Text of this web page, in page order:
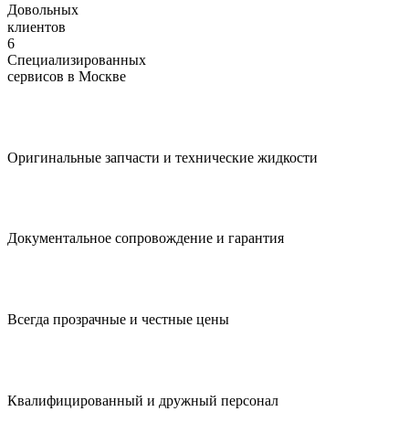
Довольных
клиентов
6
Специализированных
сервисов в Москве
Оригинальные запчасти и технические жидкости
Документальное сопровождение и гарантия
Всегда прозрачные и честные цены
Квалифицированный и дружный персонал